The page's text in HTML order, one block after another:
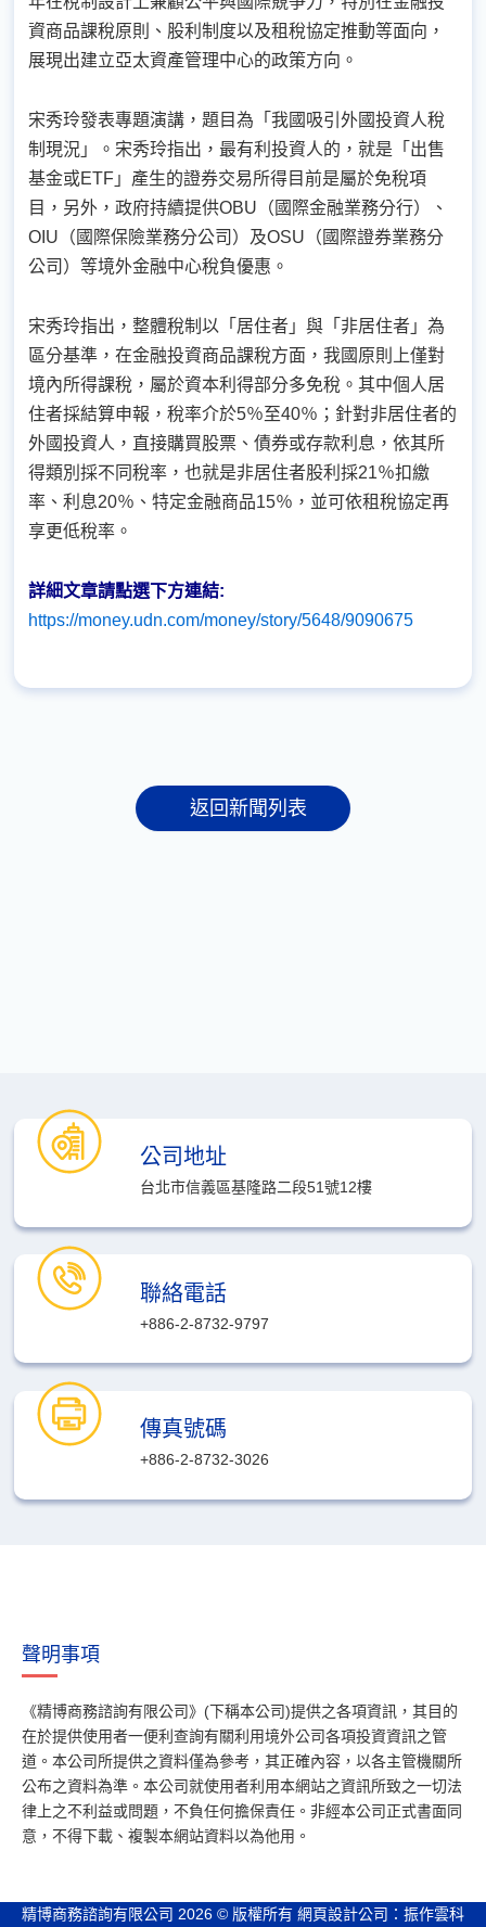
資商品課稅原則、股利制度以及租稅協定推動等面向，
展現出建立亞太資產管理中心的政策方向。
宋秀玲發表專題演講，題目為「我國吸引外國投資人稅
制現況」。宋秀玲指出，最有利投資人的，就是「出售
基金或ETF」產生的證券交易所得目前是屬於免稅項
目，另外，政府持續提供OBU（國際金融業務分行）、
OIU（國際保險業務分公司）及OSU（國際證券業務分
公司）等境外金融中心稅負優惠。
宋秀玲指出，整體稅制以「居住者」與「非居住者」為
區分基準，在金融投資商品課稅方面，我國原則上僅對
境內所得課稅，屬於資本利得部分多免稅。其中個人居
住者採結算申報，稅率介於5％至40％；針對非居住者的
外國投資人，直接購買股票、債券或存款利息，依其所
得類別採不同稅率，也就是非居住者股利採21％扣繳
率、利息20％、特定金融商品15％，並可依租稅協定再
享更低稅率。
詳細文章請點選下方連結:
https://money.udn.com/money/story/5648/9090675
返回新聞列表
公司地址
台北市信義區基隆路二段51號12樓
聯絡電話
+886-2-8732-9797
傳真號碼
+886-2-8732-3026
聲明事項
《精博商務諮詢有限公司》(下稱本公司)提供之各項資訊，其目的
在於提供使用者一便利查詢有關利用境外公司各項投資資訊之管
道。本公司所提供之資料僅為參考，其正確內容，以各主管機關所
公布之資料為準。本公司就使用者利用本網站之資訊所致之一切法
律上之不利益或問題，不負任何擔保責任。非經本公司正式書面同
意，不得下載、複製本網站資料以為他用。
精博商務諮詢有限公司 2026 © 版權所有 網頁設計公司 ：振作雲科